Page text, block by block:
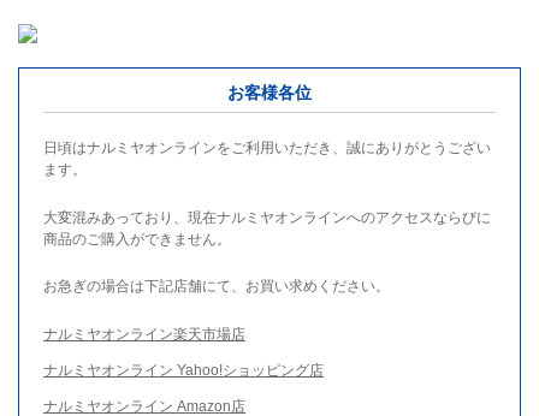
お客様各位
日頃はナルミヤオンラインをご利用いただき、誠にありがとうござい
ます。
大変混みあっており、現在ナルミヤオンラインへのアクセスならびに
商品のご購入ができません。
お急ぎの場合は下記店舗にて、お買い求めください。
ナルミヤオンライン楽天市場店
ナルミヤオンライン Yahoo!ショッピング店
ナルミヤオンライン Amazon店